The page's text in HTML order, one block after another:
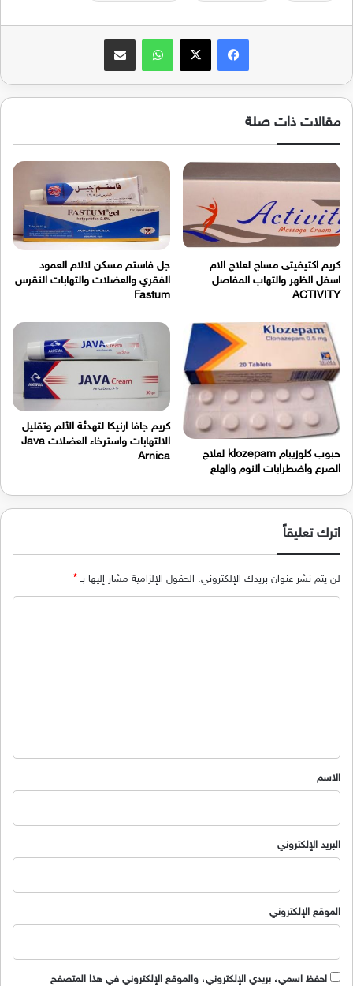
فيسبوك‫X واتساب مشاركة عبر البريد
مقالات ذات صلة
كريم اكتيفيتى مساج لعلاج الام
اسفل الظهر والتهاب المفاصل
ACTIVITY
جل فاستم مسكن لالام العمود
الفقري والعضلات والتهابات النقرس
Fastum
حبوب كلوزيبام klozepam لعلاج
الصرع واضطرابات النوم والهلع
كريم جافا ارنيكا لتهدئة الألم وتقليل
الالتهابات واسترخاء العضلات Java
Arnica
اترك تعليقاً
لن يتم نشر عنوان بريدك الإلكتروني. الحقول الإلزامية مشار إليها بـ*
*
الاسم
البريد الإلكتروني
الموقع الإلكتروني
احفظ اسمي، بريدي الإلكتروني، والموقع الإلكتروني في هذا المتصفح